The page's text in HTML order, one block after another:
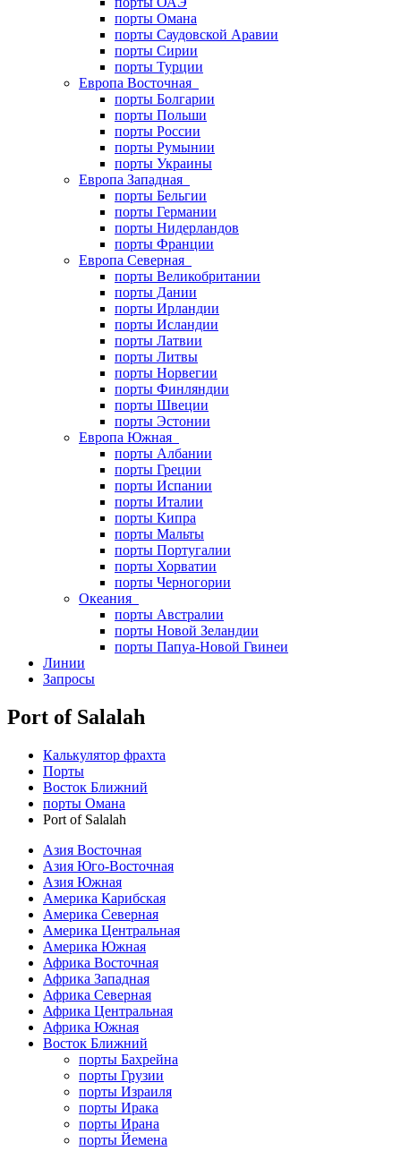
порты Омана
порты Саудовской Аравии
порты Сирии
порты Турции
Европа Восточная
порты Болгарии
порты Польши
порты России
порты Румынии
порты Украины
Европа Западная
порты Бельгии
порты Германии
порты Нидерландов
порты Франции
Европа Северная
порты Великобритании
порты Дании
порты Ирландии
порты Исландии
порты Латвии
порты Литвы
порты Норвегии
порты Финляндии
порты Швеции
порты Эстонии
Европа Южная
порты Албании
порты Греции
порты Испании
порты Италии
порты Кипра
порты Мальты
порты Португалии
порты Хорватии
порты Черногории
Океания
порты Австралии
порты Новой Зеландии
порты Папуа-Новой Гвинеи
Линии
Запросы
Port of Salalah
Калькулятор фрахта
Порты
Восток Ближний
порты Омана
Port of Salalah
Азия Восточная
Азия Юго-Восточная
Азия Южная
Америка Карибская
Америка Северная
Америка Центральная
Америка Южная
Африка Восточная
Африка Западная
Африка Северная
Африка Центральная
Африка Южная
Восток Ближний
порты Бахрейна
порты Грузии
порты Израиля
порты Ирака
порты Ирана
порты Йемена